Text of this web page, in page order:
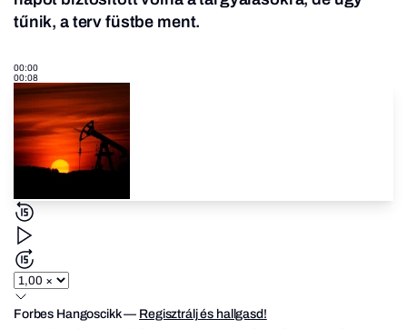
tűnik, a terv füstbe ment.
00:00
00:08
Forbes Hangoscikk— Regisztrálj és hallgasd!